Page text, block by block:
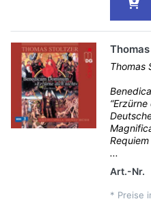
Thomas
...
Art.-Nr.
* Preise